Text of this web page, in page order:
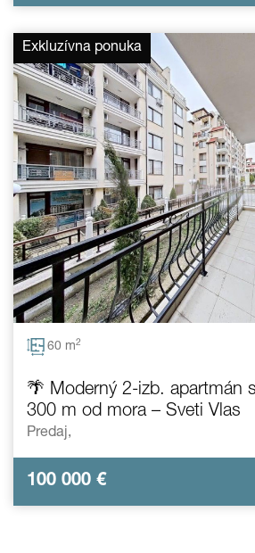
Exkluzívna ponuka
60 m2
🌴 Moderný 2-izb. apartmán
300 m od mora – Sveti Vlas
Predaj,
100 000 €